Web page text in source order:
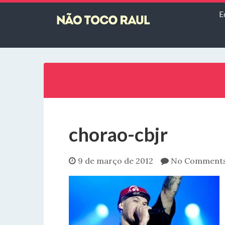
chorao-cbjr
9 de março de 2012 No